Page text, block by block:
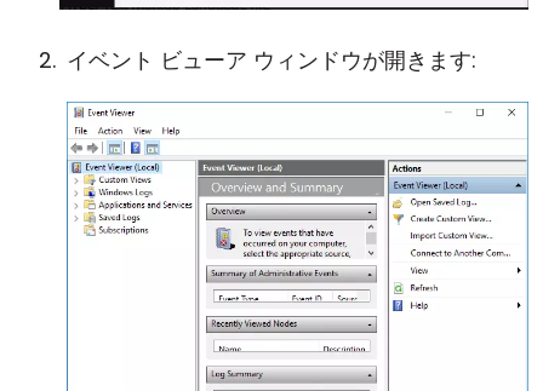
イベント ビューア ウィンドウが開きます: